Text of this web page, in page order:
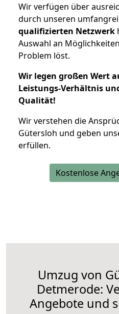
Wir verfügen über
durch unseren
qualifizierten Netzwerk
Auswahl an
Problem löst.
Wir legen großen Wert
Leistungs-Verhältnis
Qualität!
Wir verstehen die
Gütersloh und geben
erfüllen.
Kostenlose
Umzug von
Detmerode:
Angebote und